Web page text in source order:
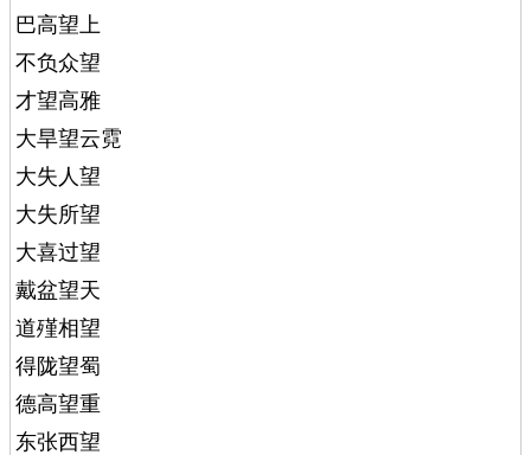
巴高望上
不负众望
才望高雅
大旱望云霓
大失人望
大失所望
大喜过望
戴盆望天
道殣相望
得陇望蜀
德高望重
东张西望